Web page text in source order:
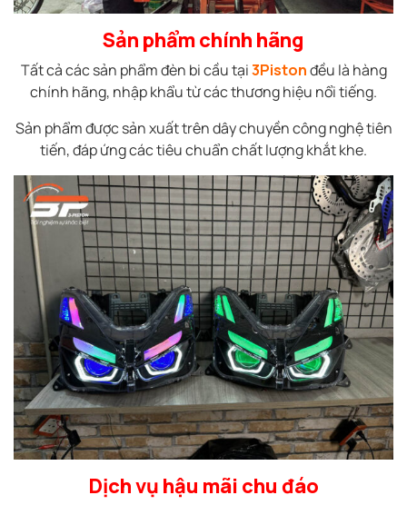
Sản phẩm chính hãng
Tất cả các sản phẩm đèn bi cầu tại3Pistonđều là hàng
chính hãng, nhập khẩu từ các thương hiệu nổi tiếng.
Sản phẩm được sản xuất trên dây chuyền công nghệ tiên
tiến, đáp ứng các tiêu chuẩn chất lượng khắt khe.
Dịch vụ hậu mãi chu đáo